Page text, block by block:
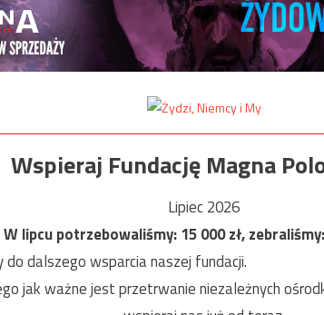
Wspieraj Fundację Magna
Lipiec 2026
W lipcu potrzebowaliśmy:15 000zł, zebraliśmy:
do dalszego wsparcia naszej fundacji.
jak ważne jest przetrwanie niezależnych